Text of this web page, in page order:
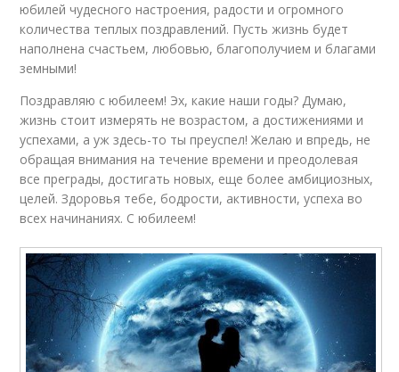
юбилей чудесного настроения, радости и огромного
количества теплых поздравлений. Пусть жизнь будет
наполнена счастьем, любовью, благополучием и благами
земными!
Поздравляю с юбилеем! Эх, какие наши годы? Думаю,
жизнь стоит измерять не возрастом, а достижениями и
успехами, а уж здесь-то ты преуспел! Желаю и впредь, не
обращая внимания на течение времени и преодолевая
все преграды, достигать новых, еще более амбициозных,
целей. Здоровья тебе, бодрости, активности, успеха во
всех начинаниях. С юбилеем!